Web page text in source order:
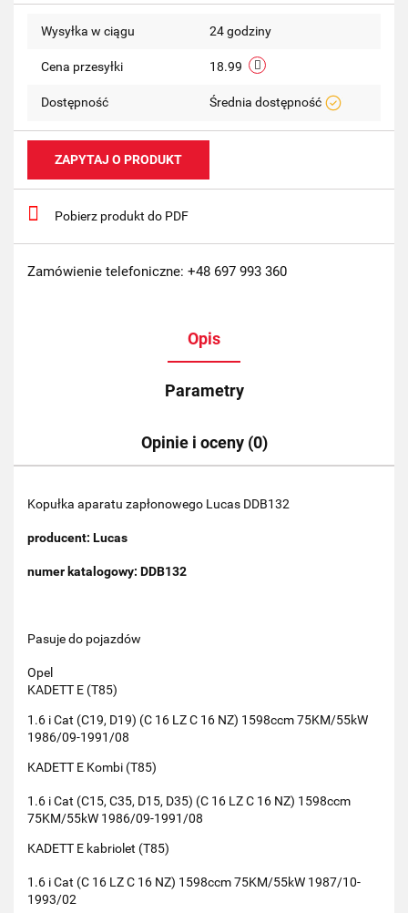
Wysyłka w ciągu 24 godziny
Cena przesyłki 18.99
Dostępność Średnia dostępność
ZAPYTAJ O PRODUKT
Pobierz produkt do PDF
Zamówienie telefoniczne: +48 697 993 360
Opis
Parametry
Opinie i oceny (0)
Kopułka aparatu zapłonowego Lucas DDB132
producent: Lucas
numer katalogowy: DDB132
Pasuje do pojazdów
Opel
KADETT E (T85)
1.6 i Cat (C19, D19) (C 16 LZ C 16 NZ) 1598ccm 75KM/55kW
1986/09-1991/08
KADETT E Kombi (T85)
1.6 i Cat (C15, C35, D15, D35) (C 16 LZ C 16 NZ) 1598ccm
75KM/55kW 1986/09-1991/08
KADETT E kabriolet (T85)
1.6 i Cat (C 16 LZ C 16 NZ) 1598ccm 75KM/55kW 1987/10-
1993/02